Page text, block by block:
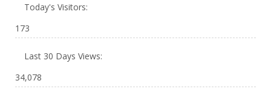
Today's Visitors:
173
Last 30 Days Views:
34,078